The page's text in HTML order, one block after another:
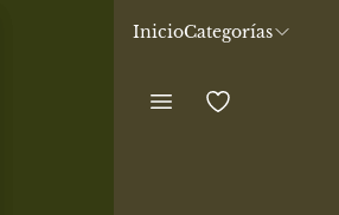
InicioCategorías